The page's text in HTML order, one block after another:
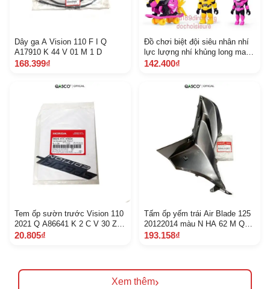
Dây ga A Vision 110 F I Q
A17910 K 44 V 01 M 1 D
168.399₫
Đồ chơi biệt đội siêu nhân nhí
lực lượng nhí khủng long max
lucy
142.400₫
Tem ốp sườn trước Vision 110
2021 Q A86641 K 2 C V 30 Z A
997
20.805₫
Tấm ốp yếm trái Air Blade 125
20122014 màu N HA 62 M Q
A64420 K 27 V 00 Z B
193.158₫
Xem thêm›